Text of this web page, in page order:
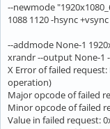
--newmode
1088 1120 -hsync +vsync
--addmode None-1
xrandr --output None-1
X Error of failed
operation)
Major opcode of failed
Minor opcode of failed
Value in failed request: